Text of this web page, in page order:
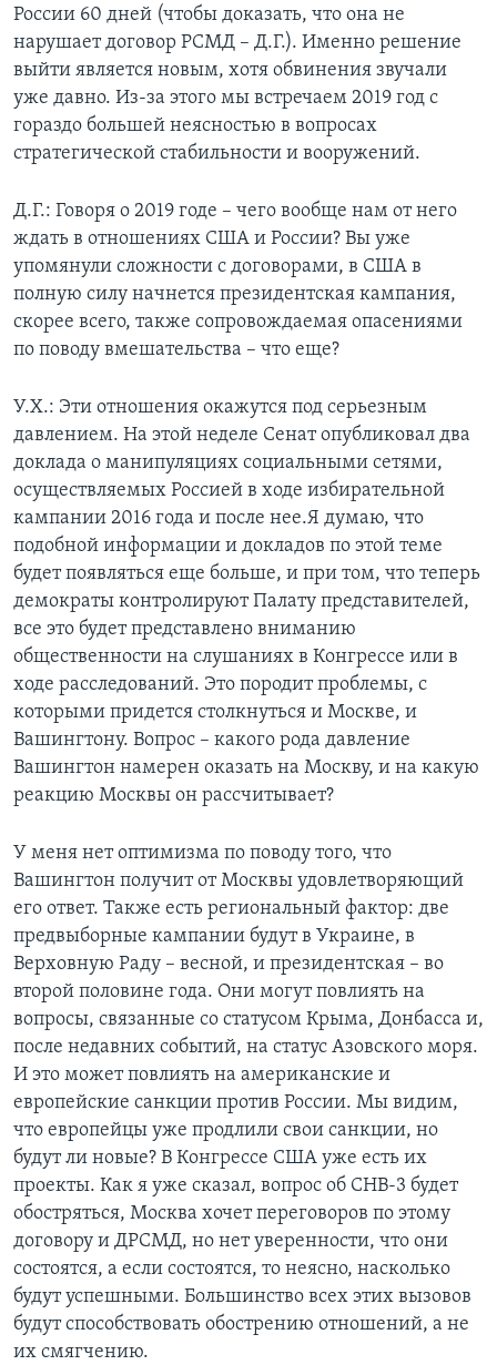
России 60 дней (чтобы доказать, что она не
нарушает договор РСМД – Д.Г.). Именно решение
выйти является новым, хотя обвинения звучали
уже давно. Из-за этого мы встречаем 2019 год с
гораздо большей неясностью в вопросах
стратегической стабильности и вооружений.
Д.Г.: Говоря о 2019 годе – чего вообще нам от него
ждать в отношениях США и России? Вы уже
упомянули сложности с договорами, в США в
полную силу начнется президентская кампания,
скорее всего, также сопровождаемая опасениями
по поводу вмешательства – что еще?
У.Х.: Эти отношения окажутся под серьезным
давлением. На этой неделе Сенат опубликовал два
доклада о манипуляциях социальными сетями,
осуществляемых Россией в ходе избирательной
кампании 2016 года и после нее.Я думаю, что
подобной информации и докладов по этой теме
будет появляться еще больше, и при том, что теперь
демократы контролируют Палату представителей,
все это будет представлено вниманию
общественности на слушаниях в Конгрессе или в
ходе расследований. Это породит проблемы, с
которыми придется столкнуться и Москве, и
Вашингтону. Вопрос – какого рода давление
Вашингтон намерен оказать на Москву, и на какую
реакцию Москвы он рассчитывает?
У меня нет оптимизма по поводу того, что
Вашингтон получит от Москвы удовлетворяющий
его ответ. Также есть региональный фактор: две
предвыборные кампании будут в Украине, в
Верховную Раду – весной, и президентская – во
второй половине года. Они могут повлиять на
вопросы, связанные со статусом Крыма, Донбасса и,
после недавних событий, на статус Азовского моря.
И это может повлиять на американские и
европейские санкции против России. Мы видим,
что европейцы уже продлили свои санкции, но
будут ли новые? В Конгрессе США уже есть их
проекты. Как я уже сказал, вопрос об СНВ-3 будет
обостряться, Москва хочет переговоров по этому
договору и ДРСМД, но нет уверенности, что они
состоятся, а если состоятся, то неясно, насколько
будут успешными. Большинство всех этих вызовов
будут способствовать обострению отношений, а не
их смягчению.